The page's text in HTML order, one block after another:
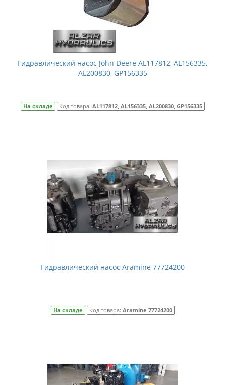
Гидравлический насос John Deere AL117812, AL156335,
AL200830, GP156335
На складе Код товара: AL117812, AL156335, AL200830, GP156335
Гидравлический насос Aramine 77724200
На складе Код товара: Aramine 77724200